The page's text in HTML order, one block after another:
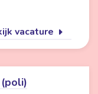
vacature